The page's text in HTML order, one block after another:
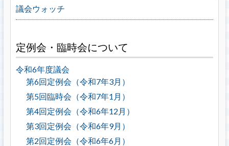
議会ウォッチ
定例会・臨時会について
令和6年度議会
第6回定例会（令和7年3月）
第5回臨時会（令和7年1月）
第4回定例会（令和6年12月）
第3回定例会（令和6年9月）
第2回定例会（令和6年6月）